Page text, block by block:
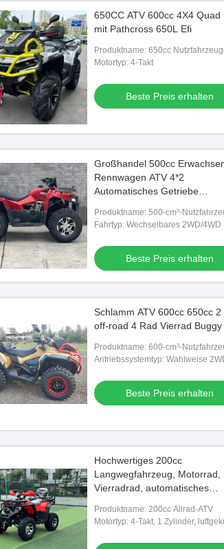
650CC ATV 600cc 4X4 Quad
mit Pathcross 650L Efi
Produktname: 650cc
Motortyp: 4-Takt
Beste Preis erhalten
Großhandel 500cc
Rennwagen ATV 4*2
Automatisches Getriebe
Großer Offroad-UTV Teile &
Zubehör
Produktname: 500-cm³-
ATV
Fahrtyp: Wechselbares 2WD/4WD
Beste Preis erhalten
Schlamm ATV 600cc 650cc 2
off-road 4 Rad Vierrad Buggy
Produktname: 600-cm³-
ATV
Antriebssystemtyp: Wahlweise
Vorderdifferenzial
Beste Preis erhalten
Hochwertiges 200cc
Langwegfahrzeug, Motorrad,
Vierradrad, automatisches
Produktname: 200cc Allrad-ATV
Motortyp: 4-Takt, 1 Zylinder,